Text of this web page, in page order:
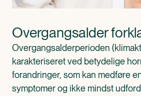
Overgangsalder
Overgangsalderperioden
karakteriseret ved betydelige
forandringer, som kan medføre
symptomer og ikke mindst